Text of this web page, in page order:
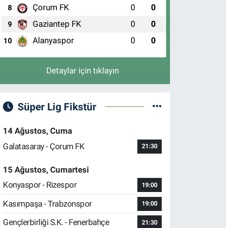
8 Çorum FK 0 0
9 Gaziantep FK 0 0
10 Alanyaspor 0 0
Detaylar için tıklayın
Süper Lig Fikstür
14 Ağustos, Cuma
Galatasaray - Çorum FK
21:30
15 Ağustos, Cumartesi
Konyaspor - Rizespor
19:00
Kasımpaşa - Trabzonspor 19:00
Gençlerbirliği S.K. - Fenerbahçe 21:30